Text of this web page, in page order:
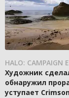
HALO: CAMPAIGN
Художник
обнаружил
уступает